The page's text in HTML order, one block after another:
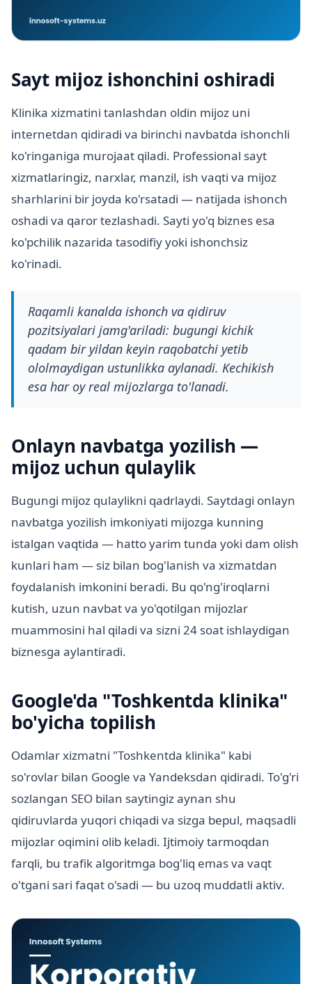
Sayt mijoz ishonchini oshiradi
Klinika xizmatini tanlashdan oldin mijoz uni
internetdan qidiradi va birinchi navbatda ishonchli
ko'ringaniga murojaat qiladi. Professional sayt
xizmatlaringiz, narxlar, manzil, ish vaqti va mijoz
sharhlarini bir joyda ko'rsatadi — natijada ishonch
oshadi va qaror tezlashadi. Sayti yo'q biznes esa
ko'pchilik nazarida tasodifiy yoki ishonchsiz
ko'rinadi.
Raqamli kanalda ishonch va qidiruv
pozitsiyalari jamg'ariladi: bugungi kichik
qadam bir yildan keyin raqobatchi yetib
ololmaydigan ustunlikka aylanadi. Kechikish
esa har oy real mijozlarga to'lanadi.
Onlayn navbatga yozilish —
mijoz uchun qulaylik
Bugungi mijoz qulaylikni qadrlaydi. Saytdagi onlayn
navbatga yozilish imkoniyati mijozga kunning
istalgan vaqtida — hatto yarim tunda yoki dam olish
kunlari ham — siz bilan bog'lanish va xizmatdan
foydalanish imkonini beradi. Bu qo'ng'iroqlarni
kutish, uzun navbat va yo'qotilgan mijozlar
muammosini hal qiladi va sizni 24 soat ishlaydigan
biznesga aylantiradi.
Google'da "Toshkentda klinika"
bo'yicha topilish
Odamlar xizmatni "Toshkentda klinika" kabi
so'rovlar bilan Google va Yandeksdan qidiradi. To'g'ri
sozlangan SEO bilan saytingiz aynan shu
qidiruvlarda yuqori chiqadi va sizga bepul, maqsadli
mijozlar oqimini olib keladi. Ijtimoiy tarmoqdan
farqli, bu trafik algoritmga bog'liq emas va vaqt
o'tgani sari faqat o'sadi — bu uzoq muddatli aktiv.